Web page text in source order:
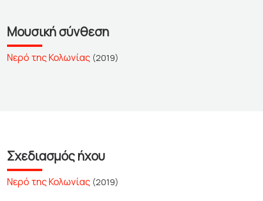
Μουσική σύνθεση
Νερό της Κολωνίας (2019)
Σχεδιασμός ήχου
Νερό της Κολωνίας (2019)